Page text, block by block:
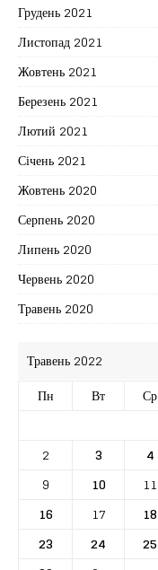
Грудень 2021
Листопад 2021
Жовтень 2021
Березень 2021
Лютий 2021
Січень 2021
Жовтень 2020
Серпень 2020
Липень 2020
Червень 2020
Травень 2020
Травень 2022
Пн
Вт Ср
2
3 4
9
10 11
16
17 18
23
24 25